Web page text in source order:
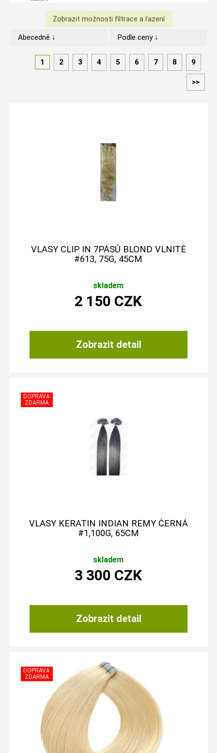
Abecedně ↓ Podle ceny ↓
1 2 3 4 5 6 7 8 9
>>
VLASY CLIP IN 7PÁSŮ BLOND VLNITÉ
#613, 75G, 45CM
skladem
Zobrazit detail
2 150 CZK
VLASY KERATIN INDIAN REMY ČERNÁ
#1,100G, 65CM
skladem
Zobrazit detail
3 300 CZK